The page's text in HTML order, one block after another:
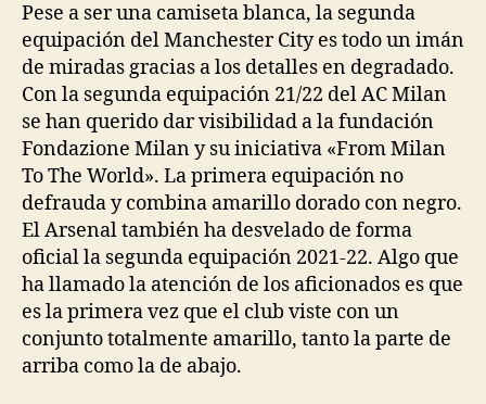
Pese a ser una camiseta blanca, la segunda
equipación del Manchester City es todo un imán
de miradas gracias a los detalles en degradado.
Con la segunda equipación 21/22 del AC Milan
se han querido dar visibilidad a la fundación
Fondazione Milan y su iniciativa «From Milan
To The World». La primera equipación no
defrauda y combina amarillo dorado con negro.
El Arsenal también ha desvelado de forma
oficial la segunda equipación 2021-22. Algo que
ha llamado la atención de los aficionados es que
es la primera vez que el club viste con un
conjunto totalmente amarillo, tanto la parte de
arriba como la de abajo.